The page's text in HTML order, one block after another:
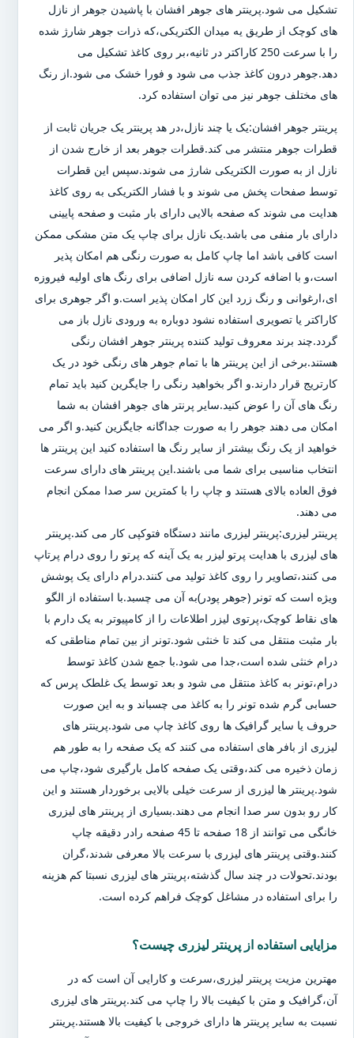
تشکیل می شود.پرینتر های جوهر افشان با پاشیدن جوهر از نازل
های کوچک از طریق یه میدان الکتریکی،که ذرات جوهر شارژ شده
را با سرعت 250 کاراکتر در ثانیه،بر روی کاغذ تشکیل می
دهد.جوهر درون کاغذ جذب می شود و فورا خشک می شود.از رنگ
های مختلف جوهر نیز می توان استفاده کرد.
پرینتر جوهر افشان:یک یا چند نازل،در هد پرینتر یک جریان ثابت از
قطرات جوهر منتشر می کند.قطرات جوهر بعد از خارج شدن از
نازل از به صورت الکتریکی شارژ می شوند.سپس این قطرات
توسط صفحات پخش می شوند و با فشار الکتریکی به روی کاغذ
هدایت می شوند که صفحه بالایی دارای بار مثبت و صفحه پایینی
دارای بار منفی می باشد.یک نازل برای چاپ یک متن مشکی ممکن
است کافی باشد اما چاپ کامل به صورت رنگی هم امکان پذیر
است،و با اضافه کردن سه نازل اضافی برای رنگ های اولیه فیروزه
ای،ارغوانی و رنگ زرد این کار امکان پذیر است.و اگر جوهری برای
کاراکتر یا تصویری استفاده نشود دوباره به ورودی نازل باز می
گردد.چند برند معروف تولید کننده پرینتر جوهر افشان رنگی
هستند.برخی از این پرینتر ها با تمام جوهر های رنگی خود در یک
کارتریج قرار دارند.و اگر بخواهید رنگی را جایگرین کنید باید تمام
رنگ های آن را عوض کنید.سایر پرنتر های جوهر افشان به شما
امکان می دهند جوهر را به صورت جداگانه جایگزین کنید.و اگر می
خواهید از یک رنگ بیشتر از سایر رنگ ها استفاده کنید این پرینتر ها
انتخاب مناسبی برای شما می باشند.این پرینتر های دارای سرعت
فوق العاده بالای هستند و چاپ را با کمترین سر صدا ممکن انجام
می دهند.
پرینتر لیزری:پرینتر لیزری مانند دستگاه فتوکپی کار می کند.پرینتر
های لیزری با هدایت پرتو لیزر به یک آینه که پرتو را روی درام پرتاپ
می کنند،تصاویر را روی کاغذ تولید می کنند.درام دارای یک پوشش
ویژه است که تونر (جوهر پودر)به آن می چسبد.با استفاده از الگو
های نقاط کوچک،پرتوی لیزر اطلاعات را از کامپیوتر به یک دارم با
بار مثبت منتقل می کند تا خنثی شود.تونر از بین تمام مناطقی که
درام خنثی شده است،جدا می شود.با جمع شدن کاغذ توسط
درام،تونر به کاغذ منتقل می شود و بعد توسط یک غلطک پرس که
حسابی گرم شده تونر را به کاغذ می چسباند و به این صورت
حروف یا سایر گرافیک ها روی کاغذ چاپ می شود.پرینتر های
لیزری از بافر های استفاده می کنند که یک صفحه را به طور هم
زمان ذخیره می کند،وقتی یک صفحه کامل بارگیری شود،چاپ می
شود.پرینتر ها لیزری از سرعت خیلی بالایی برخوردار هستند و این
کار رو بدون سر صدا انجام می دهند.بسیاری از پرینتر های لیزری
خانگی می توانند از 18 صفحه تا 45 صفحه رادر دقیقه چاپ
کنند.وقتی پرینتر های لیزری با سرعت بالا معرفی شدند،گران
بودند.تحولات در چند سال گذشته،پرینتر های لیزری نسبتا کم هزینه
را برای استفاده در مشاغل کوچک فراهم کرده است.
مزایایی استفاده از پرینتر لیزری چیست؟
مهترین مزیت پرینتر لیزری،سرعت و کارایی آن است که در
آن،گرافیک و متن با کیفیت بالا را چاپ می کند.پرینتر های لیزری
نسبت به سایر پرینتر ها دارای خروجی با کیفیت بالا هستند.پرینتر